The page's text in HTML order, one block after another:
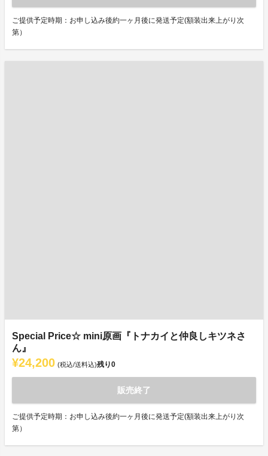
ご提供予定時期：お申し込み後約一ヶ月後に発送予定(額装出来上がり次
第）
Special Price☆ mini原画『トナカイと仲良しキツネさ
ん』
¥24,200 (税込/送料込)残り0
販売終了
ご提供予定時期：お申し込み後約一ヶ月後に発送予定(額装出来上がり次
第）